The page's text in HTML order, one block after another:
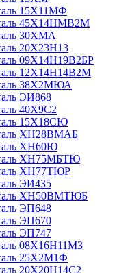
15Х11МФ
45Х14НМВ2М
30ХМА
20Х23Н13
09Х14Н19В2БР
12Х14Н14В2М
38Х2МЮА
ЭИ868
40Х9С2
15Х18СЮ
ХН28ВМАБ
ХН60Ю
ХН75МБТЮ
ХН77ТЮР
ЭИ435
ХН50ВМТЮБ
ЭП648
ЭП670
ЭП747
08Х16Н11М3
25Х2М1Ф
20Х20Н14С2